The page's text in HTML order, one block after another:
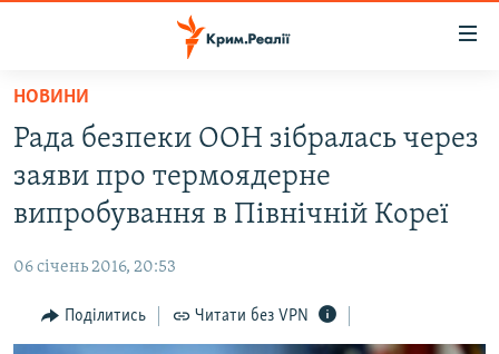
Перейти
основного
матеріалу
до
основної
Перейти
до
НОВИНИ
ВОДА.КРИМ
ВІДЕО ТА ФОТО
БЛОГИ
ПОГЛЯД
НОВИНИ
Рада безпеки ООН зібралась через
заяви про термоядерне
випробування в Північній Кореї
06 січень 2016, 20:53
Поділитись Читати без VPN